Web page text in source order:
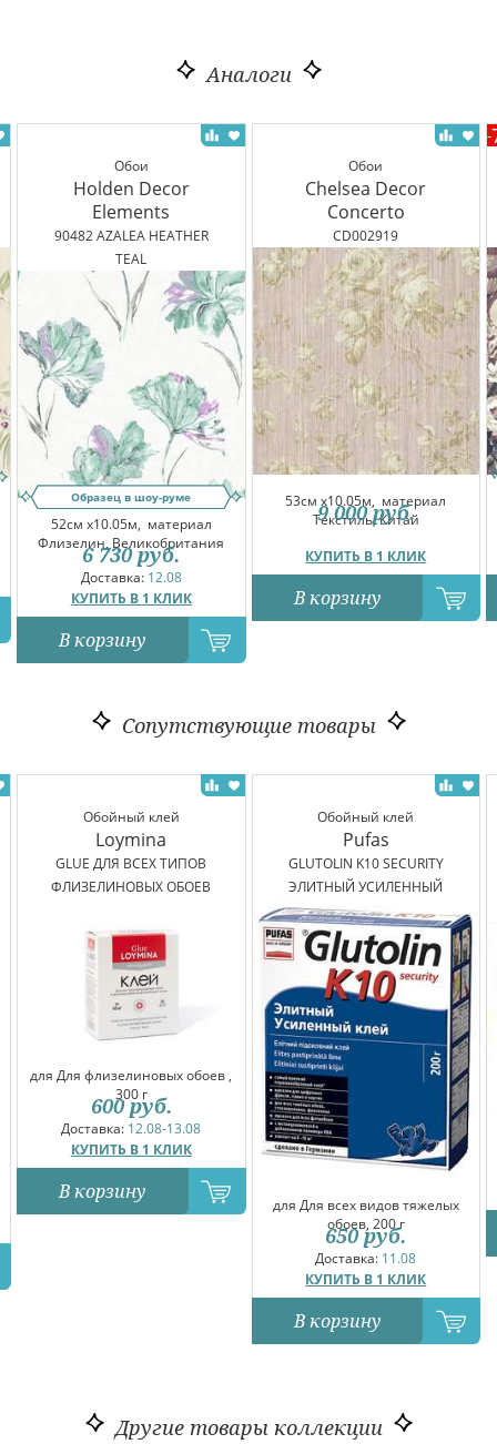
Аналоги
Обои
Holden Decor
Elements
90482 AZALEA HEATHER
TEAL
Образец в шоу-руме
52см x10.05м, материал
Флизелин, Великобритания
Доставка: 12.08
КУПИТЬ В 1 КЛИК
6 730 руб.
В корзину
Обои
Chelsea Decor
Concerto
CD002919
53см x10.05м, материал
Текстиль, Китай
КУПИТЬ В 1 КЛИК
9 000 руб.
В корзину
-
Сопутствующие товары
Обойный клей
Loymina
GLUE ДЛЯ ВСЕХ ТИПОВ
ФЛИЗЕЛИНОВЫХ ОБОЕВ
для Для флизелиновых обоев ,
300 г
Доставка: 12.08-13.08
КУПИТЬ В 1 КЛИК
600 руб.
В корзину
Обойный клей
Pufas
GLUTOLIN K10 SECURITY
ЭЛИТНЫЙ УСИЛЕННЫЙ
для Для всех видов тяжелых
обоев, 200 г
Доставка: 11.08
КУПИТЬ В 1 КЛИК
650 руб.
В корзину
Другие товары коллекции